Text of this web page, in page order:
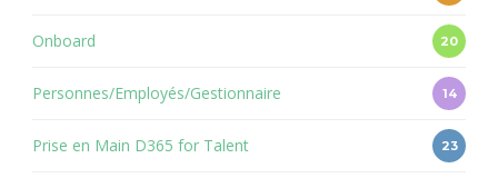
Onboard 20
Personnes/Employés/Gestionnaire 14
Prise en Main D365 for Talent 23